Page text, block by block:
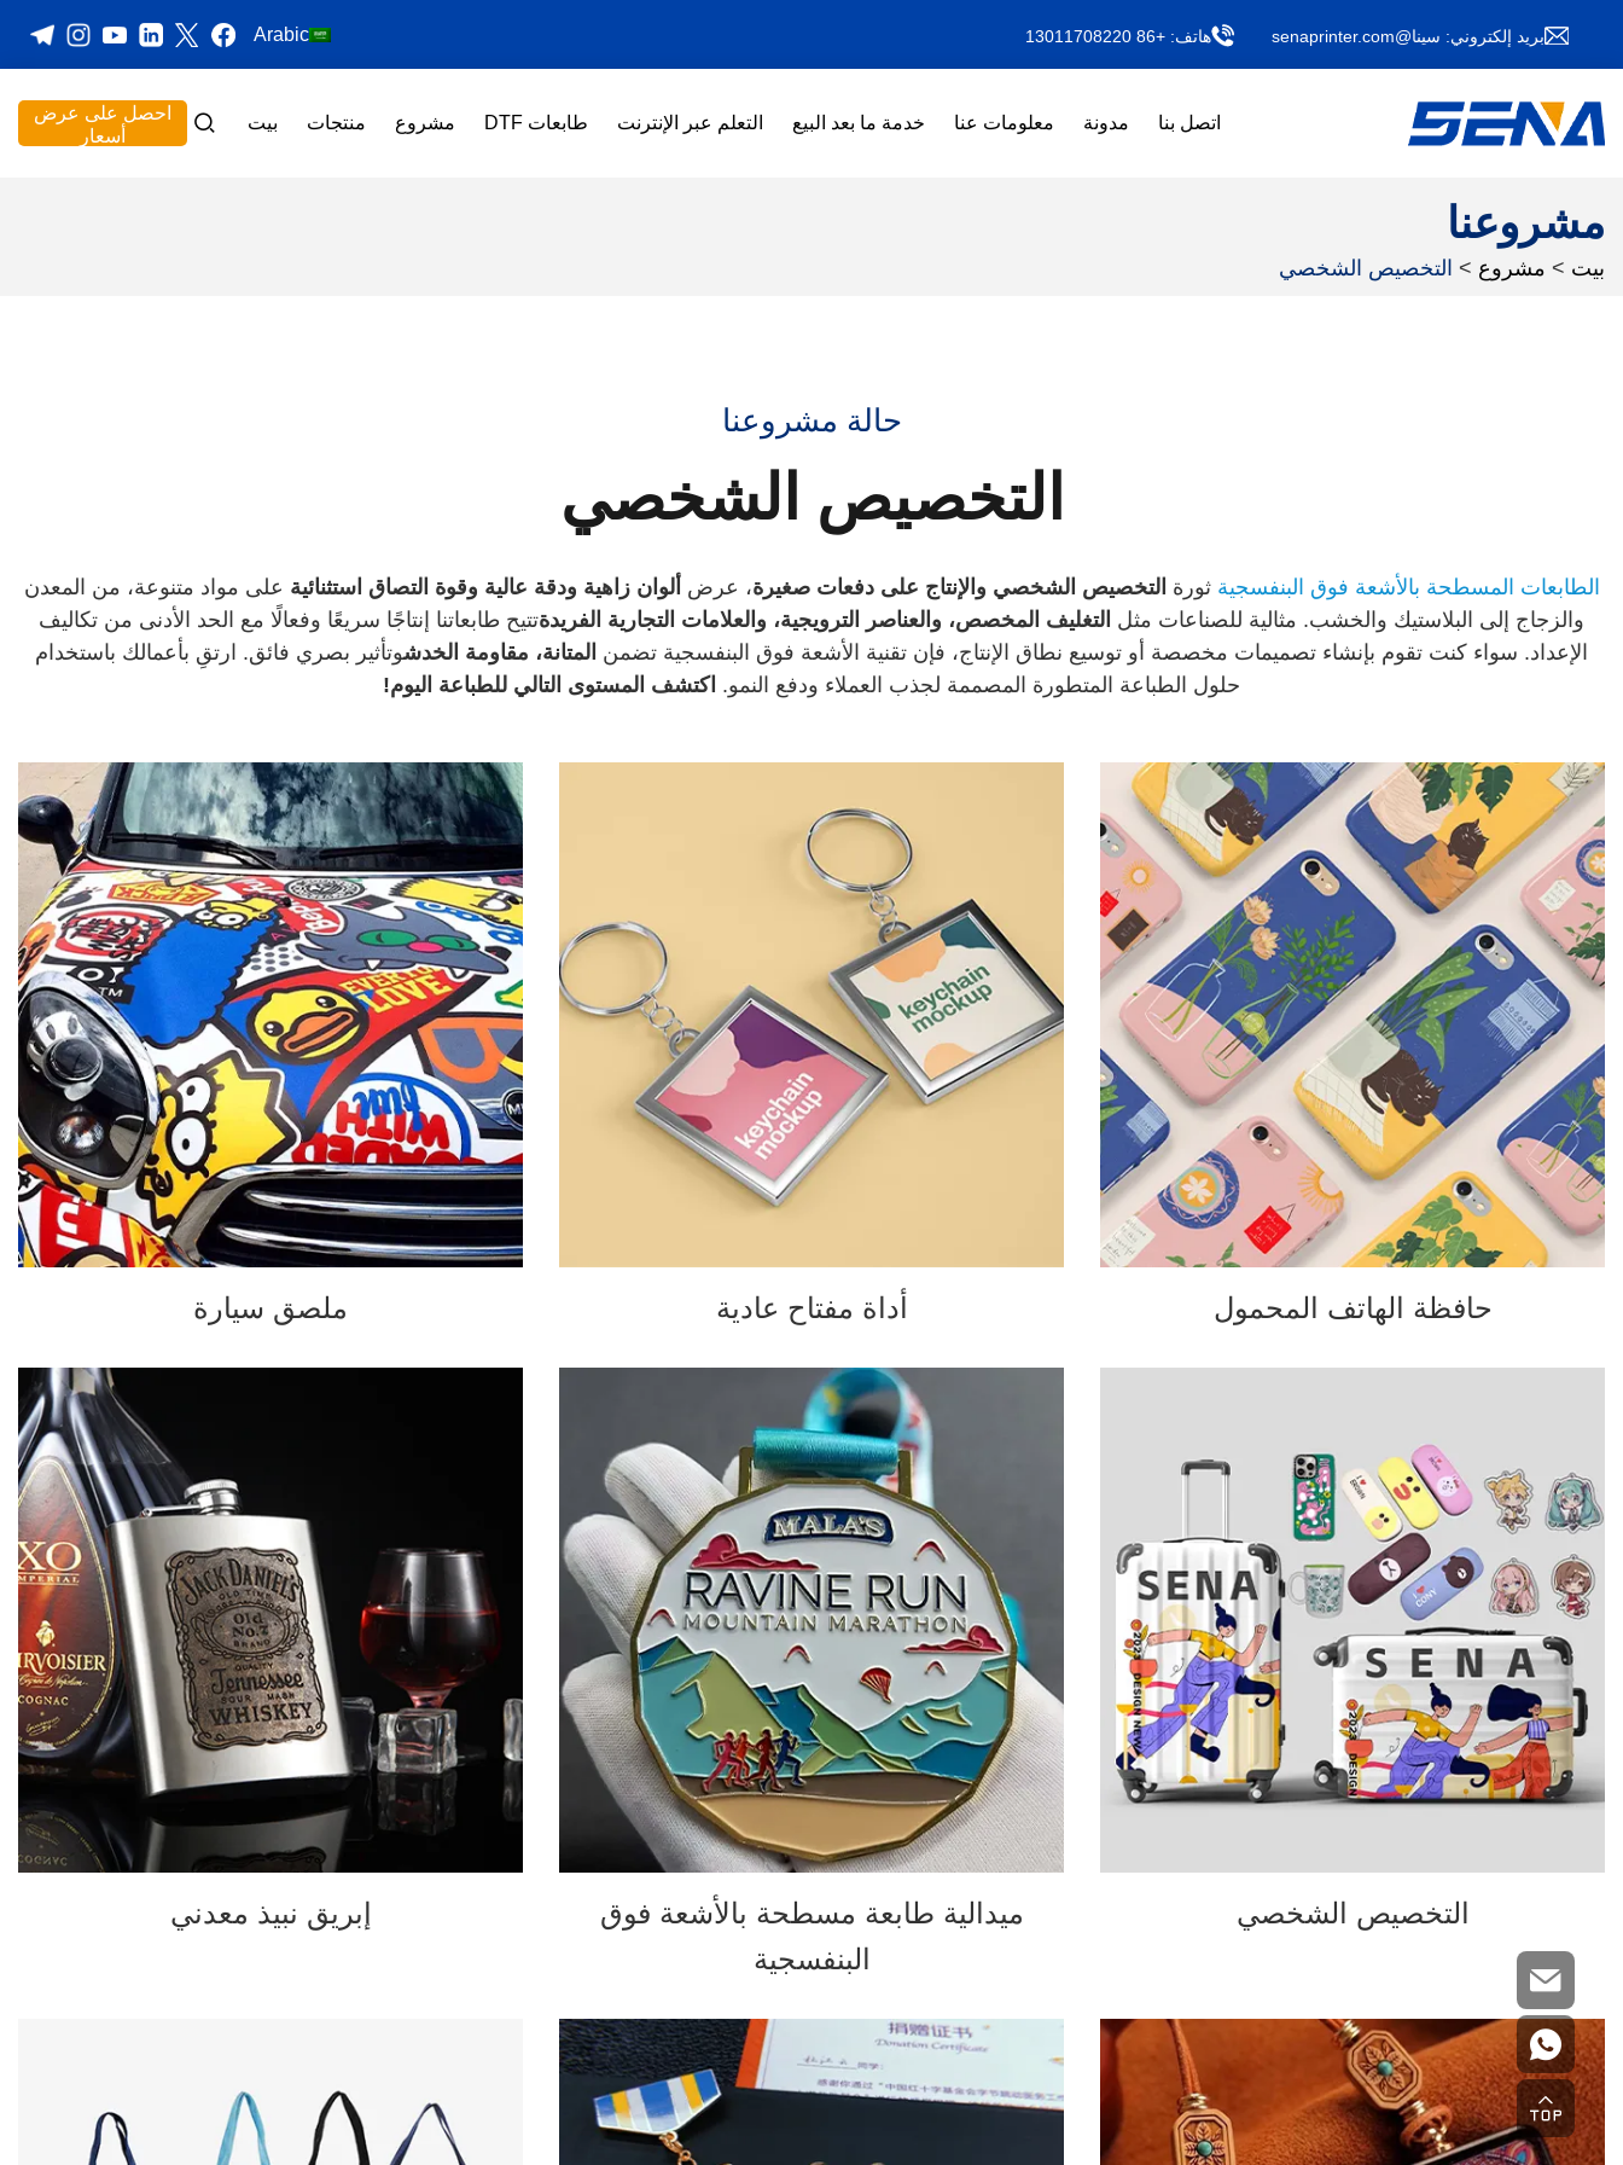
بريد إلكتروني: سينا@senaprinter.com هاتف: +86 13011708220
Arabic
بيت منتجات مشروع طابعات DTF التعلم عبر الإنترنت خدمة ما بعد البيع معلومات عنا مدونة اتصل بنا
احصل على عرض
أسعار
مشروعنا
بيت > مشروع > التخصيص الشخصي
حالة مشروعنا
التخصيص الشخصي
الطابعات المسطحة بالأشعة فوق البنفسجية ثورة التخصيص الشخصي والإنتاج على دفعات صغيرة، عرض ألوان زاهية ودقة عالية وقوة التصاق استثنائية على مواد متنوعة، من المعدن
والزجاج إلى البلاستيك والخشب. مثالية للصناعات مثل التغليف المخصص، والعناصر الترويجية، والعلامات التجارية الفريدةتتيح طابعاتنا إنتاجًا سريعًا وفعالًا مع الحد الأدنى من تكاليف
الإعداد. سواء كنت تقوم بإنشاء تصميمات مخصصة أو توسيع نطاق الإنتاج، فإن تقنية الأشعة فوق البنفسجية تضمن المتانة، مقاومة الخدشوتأثير بصري فائق. ارتقِ بأعمالك باستخدام
حلول الطباعة المتطورة المصممة لجذب العملاء ودفع النمو. اكتشف المستوى التالي للطباعة اليوم!
حافظة الهاتف المحمول أداة مفتاح عادية ملصق سيارة
التخصيص الشخصي
ميدالية طابعة مسطحة بالأشعة فوق
البنفسجية
إبريق نبيذ معدني